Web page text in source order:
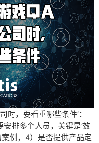
时，要看重哪些条件’：
排多个人员，关键是‘效
例，4）是否提供产品定